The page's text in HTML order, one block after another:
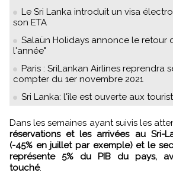
Le Sri Lanka introduit un visa
son ETA
Salaün Holidays annonce le retour
l'année"
Paris : SriLankan Airlines reprendra
compter du 1er novembre 2021
Sri Lanka: l'île est ouverte aux
Dans les semaines ayant suivis les
réservations et les arrivées au Sri-
(-45% en juillet par exemple) et le
représente 5% du PIB du pays,
touché.